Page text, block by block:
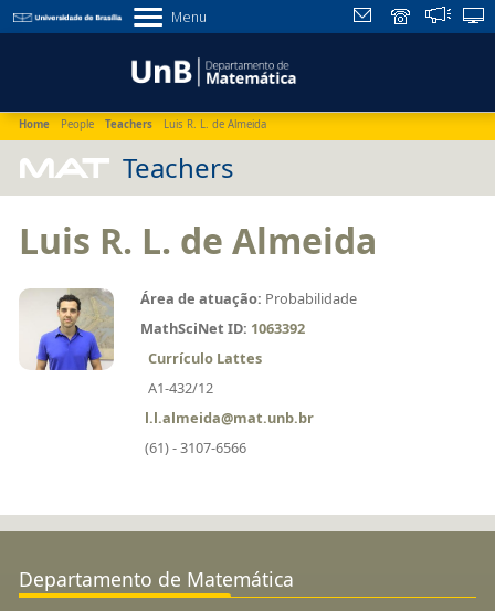
Menu
Home People Teachers Luis R. L. de Almeida
MAT Teachers
Luis R. L. de Almeida
Área de atuação: Probabilidade
MathSciNet ID: 1063392
Currículo Lattes
A1-432/12
l.l.almeida@mat.unb.br
(61) - 3107-6566
Departamento de Matemática